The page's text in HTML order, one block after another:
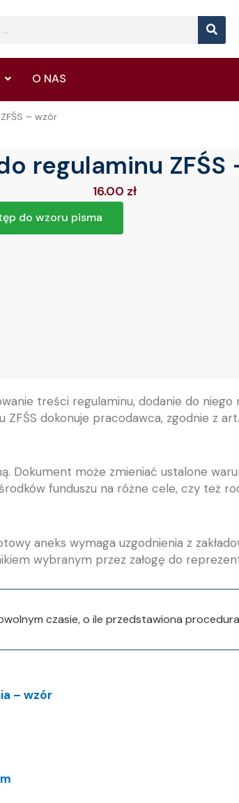
O NAS
– wzór
regulaminu ZFŚS
16.00 zł
do wzoru pisma
treści regulaminu, dodanie do
dokonuje pracodawca, zgodnie z
może zmieniać ustalone
funduszu na różne cele, czy też
aneks wymaga uzgodnienia z
wybranym przez załogę do
czasie, o ile przedstawiona
– wzór